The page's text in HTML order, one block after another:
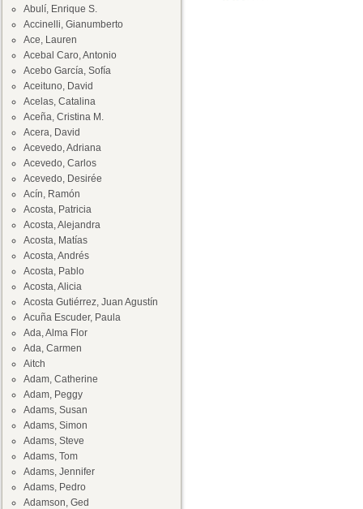
Abulí, Enrique S.
Accinelli, Gianumberto
Ace, Lauren
Acebal Caro, Antonio
Acebo García, Sofía
Aceituno, David
Acelas, Catalina
Aceña, Cristina M.
Acera, David
Acevedo, Adriana
Acevedo, Carlos
Acevedo, Desirée
Acín, Ramón
Acosta, Patricia
Acosta, Alejandra
Acosta, Matías
Acosta, Andrés
Acosta, Pablo
Acosta, Alicia
Acosta Gutiérrez, Juan Agustín
Acuña Escuder, Paula
Ada, Alma Flor
Ada, Carmen
Aitch
Adam, Catherine
Adam, Peggy
Adams, Susan
Adams, Simon
Adams, Steve
Adams, Tom
Adams, Jennifer
Adams, Pedro
Adamson, Ged